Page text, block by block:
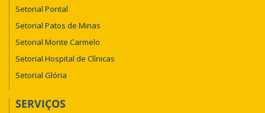
Setorial Pontal
Setorial Patos de Minas
Setorial Monte Carmelo
Setorial Hospital de Clínicas
Setorial Glória
SERVIÇOS